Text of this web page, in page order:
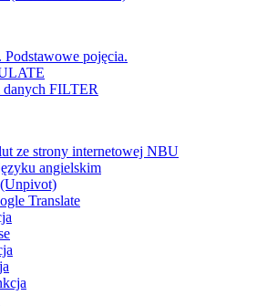
pojęcia.
FILTER
ze strony internetowej NBU
angielskim
(Unpivot)
Translate